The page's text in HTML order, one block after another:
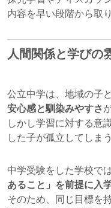
内容を早い段階から取
人間関係と学びの
公立中学は、地域の子
安心感と馴染みやすさ
しかし学習に対する意
した子が孤立してしま
中学受験をした学校で
あること」を前提に入
そのため、同じ目標を